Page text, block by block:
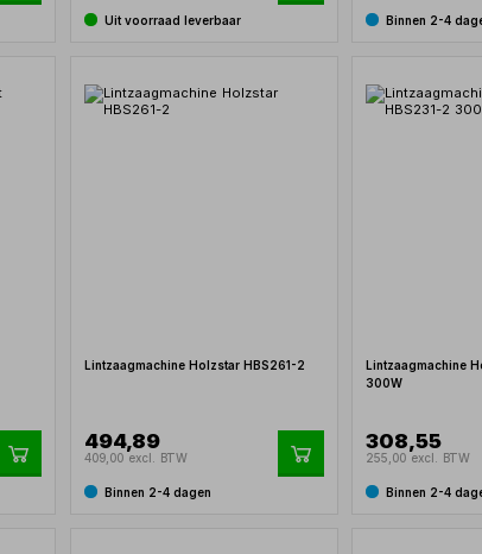
Uit voorraad leverbaar Binnen 2-4
Lintzaagmachine Holzstar HBS261-2
494,89
409,00 excl. BTW
Binnen 2-4 dagen
Lintzaagmachine
300W
308,55
255,00 excl. BTW
Binnen 2-4